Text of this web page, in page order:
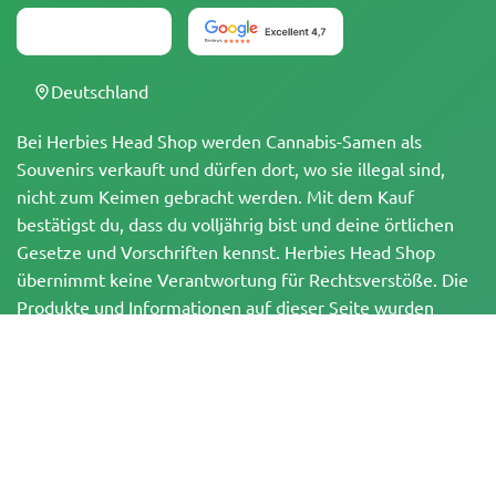
Bei Herbies Head Shop werden Cannabis-Samen als
Souvenirs verkauft und dürfen dort, wo sie illegal sind,
nicht zum Keimen gebracht werden. Mit dem Kauf
bestätigst du, dass du volljährig bist und deine örtlichen
Gesetze und Vorschriften kennst. Herbies Head Shop
übernimmt keine Verantwortung für Rechtsverstöße. Die
Produkte und Informationen auf dieser Seite wurden
Deutschland